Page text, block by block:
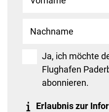
Ja, ich möchte
Flughafen
abonnieren.
Erlaubnis zur